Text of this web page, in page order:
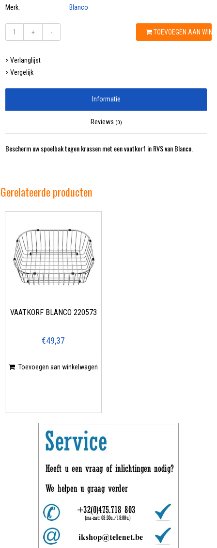
Merk:
Blanco
+ - TOEVOEGEN AAN
> Verlanglijst
> Vergelijk
Informatie
Reviews (0)
Bescherm uw spoelbak tegen krassen met een vaatkorf in RVS van Blanco.
Gerelateerde producten
VAATKORF BLANCO 220573
€49,37
Toevoegen aan winkelwagen